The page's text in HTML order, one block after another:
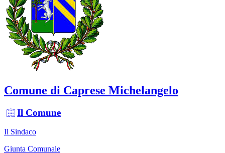
Comune di Caprese Michelangelo
Il Comune
Il Sindaco
Giunta Comunale